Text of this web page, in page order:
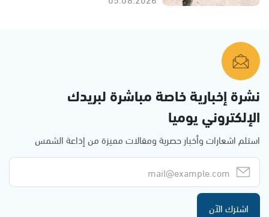
نشرة إخبارية خاصة مباشرة لبريدك
الإلكتروني يوميا
استلم اشعارات وأخبار حصرية ومقالات مميزة من إذاعة الشمس
اشترك الآن